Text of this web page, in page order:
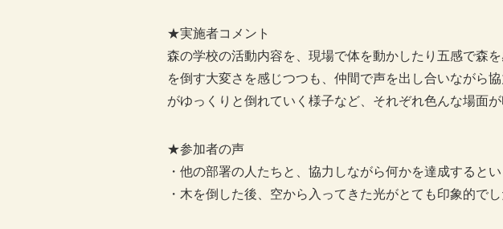
★実施者コメント
森の学校の活動内容を、現場で体を動かしたり五感で森
を倒す大変さを感じつつも、仲間で声を出し合いながら
がゆっくりと倒れていく様子など、それぞれ色んな場面が
★参加者の声
・他の部署の人たちと、協力しながら何かを達成すると
・木を倒した後、空から入ってきた光がとても印象的でし